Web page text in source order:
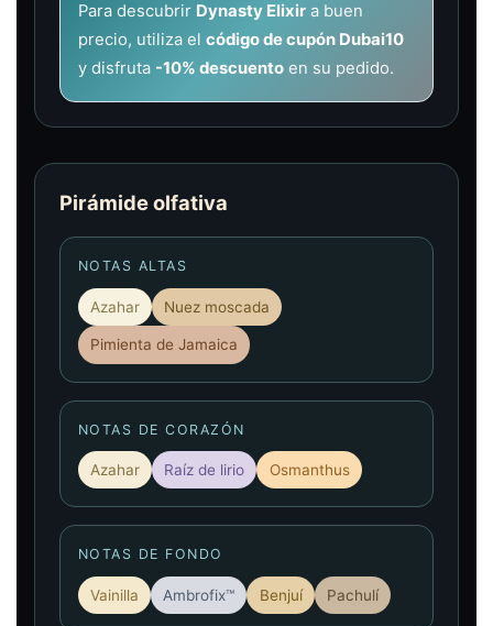
Para descubrir Dynasty Elixira buen
precio, utiliza el código de cupón Dubai10
y disfruta -10% descuentoen su pedido.
Pirámide olfativa
NOTAS ALTAS
Azahar Nuez moscada
Pimienta de Jamaica
NOTAS DE CORAZÓN
Azahar Raíz de lirio Osmanthus
NOTAS DE FONDO
Vainilla Ambrofix™ Benjuí Pachulí